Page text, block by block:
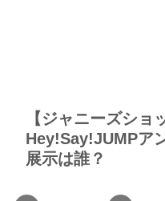
【ジャニーズショ
Hey!Say!JUMPア
展示は誰？